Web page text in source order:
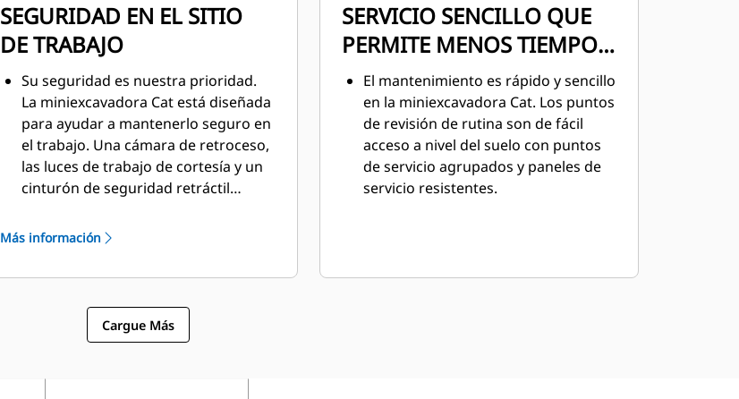
SEGURIDAD EN EL SITIO
DE TRABAJO
Su seguridad es nuestra prioridad.
La miniexcavadora Cat está diseñada
para ayudar a mantenerlo seguro en
el trabajo. Una cámara de retroceso,
las luces de trabajo de cortesía y un
cinturón de seguridad retráctil
características de seguridad que
Más información
SERVICIO SENCILLO QUE
PERMITE MENOS TIEMPO
DE INACTIVIDAD
El mantenimiento es rápido y sencillo
en la miniexcavadora Cat. Los puntos
de revisión de rutina son de fácil
acceso a nivel del suelo con puntos
de servicio agrupados y paneles de
servicio resistentes.
Cargue Más